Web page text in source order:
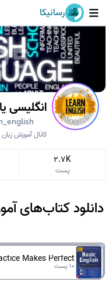
رسانیکا
انگلیسی
کانال آموزش
2.7K
پست
دانلود کتاب‌های
10 پست